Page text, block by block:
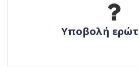
Υποβολή